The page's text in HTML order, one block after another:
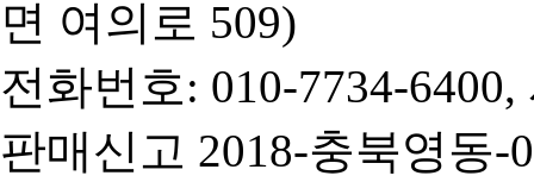
면 여의로 509)
전화번호: 010-7734-
판매신고 2018-충북영동-